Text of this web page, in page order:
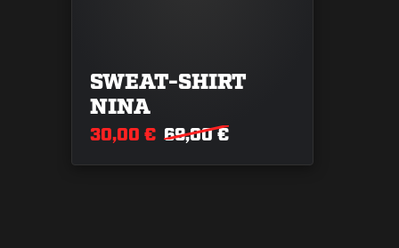
SWEAT-SHIRT
NINA
30,00 € 69,00 €